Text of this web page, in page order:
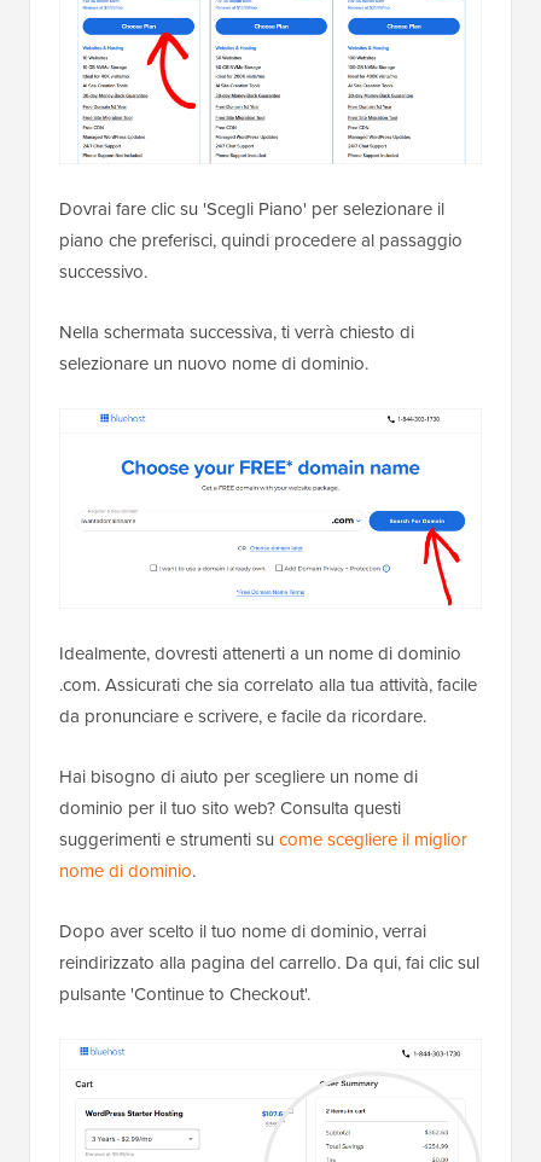
Dovrai fare clic su 'Scegli Piano' per selezionare il
piano che preferisci, quindi procedere al passaggio
successivo.
Nella schermata successiva, ti verrà chiesto di
selezionare un nuovo nome di dominio.
Idealmente, dovresti attenerti a un nome di dominio
.com. Assicurati che sia correlato alla tua attività, facile
da pronunciare e scrivere, e facile da ricordare.
Hai bisogno di aiuto per scegliere un nome di
dominio per il tuo sito web? Consulta questi
suggerimenti e strumenti su come scegliere il miglior
nome di dominio.
Dopo aver scelto il tuo nome di dominio, verrai
reindirizzato alla pagina del carrello. Da qui, fai clic sul
pulsante 'Continue to Checkout'.